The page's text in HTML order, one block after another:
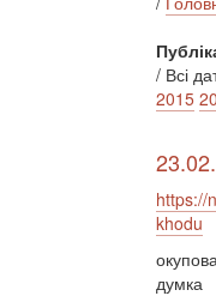
/ Всі
2015
https://
khodu
думка